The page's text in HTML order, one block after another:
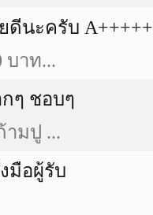
ดีนะครับ A+++++
บาท...
ๆ ชอบๆ
ามปู ...
มือผู้รับ